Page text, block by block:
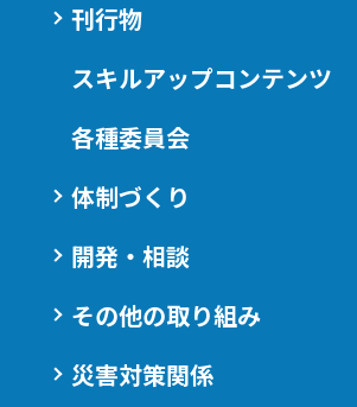
刊行物
スキルアップコンテンツ
各種委員会
体制づくり
開発・相談
その他の取り組み
災害対策関係